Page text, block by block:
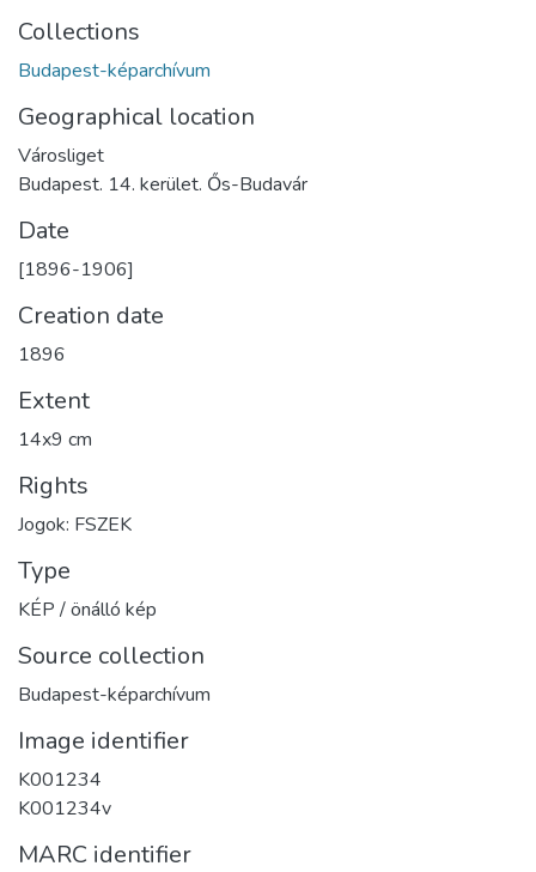
Collections
Budapest-képarchívum
Geographical location
Városliget
Budapest. 14. kerület. Ős-Budavár
Date
[1896-1906]
Creation date
1896
Extent
14x9 cm
Rights
Jogok: FSZEK
Type
KÉP / önálló kép
Source collection
Budapest-képarchívum
Image identifier
K001234
K001234v
MARC identifier